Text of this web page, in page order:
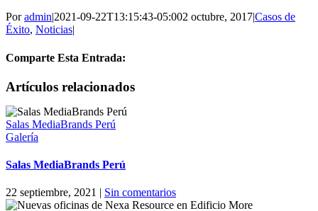
Poradmin|2021-09-22T13:15:43-05:002 octubre, 2017|Casos de
Éxito, Noticias|
Comparte Esta Entrada:
Facebook
Twitter
LinkedIn
WhatsApp
Correo
Artículos relacionados
Salas MediaBrands Perú
Galería
Salas MediaBrands Perú
22 septiembre, 2021 | Sin comentarios